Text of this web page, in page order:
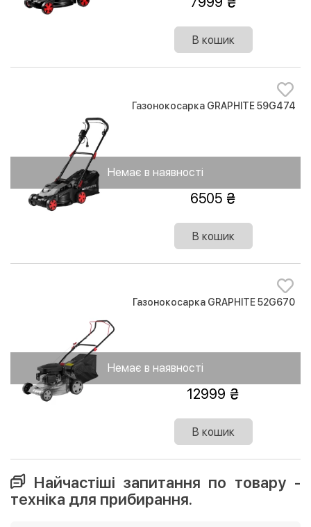
В кошик
Немає в наявності
Газонокосарка GRAPHITE 59G474
6505
В кошик
Немає в наявності
Газонокосарка GRAPHITE 52G670
12999
В кошик
Найчастіші запитання по товару -
техніка для прибирання.